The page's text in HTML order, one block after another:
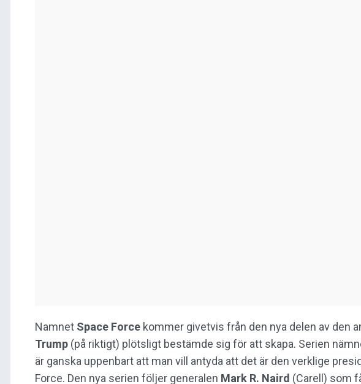
Namnet Space Force kommer givetvis från den nya delen av den
Trump (på riktigt) plötsligt bestämde sig för att skapa. Serien
är ganska uppenbart att man vill antyda att det är den verklige
Force. Den nya serien följer generalen Mark R. Naird (Carell) som